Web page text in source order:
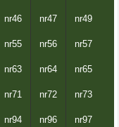
nr46 nr47 nr49
nr55 nr56 nr57
nr63 nr64 nr65
nr71 nr72 nr73
nr94 nr96 nr97